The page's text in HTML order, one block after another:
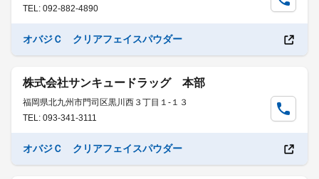
TEL: 092-882-4890
オバジＣ クリアフェイスパウダー
株式会社サンキュードラッグ 本部
福岡県北九州市門司区黒川西３丁目１-１３
TEL: 093-341-3111
オバジＣ クリアフェイスパウダー